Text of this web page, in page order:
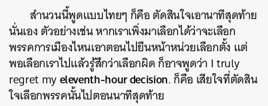
สำนวนนี้พูดแบบไทยๆ ก็คือ ตัดสินใจเอานาทีสุดท้าย
นั่นเอง ตัวอย่างเช่น หากเราเพิ่งมาเลือกได้ว่าจะเลือก
พรรคการเมืองไหนเอาตอนไปยืนหน้าหน่วยเลือกตั้ง แต่
พอเลือกเราไปแล้วรู้สึกว่าเลือกผิด ก็อาจพูดว่า I truly
regret myeleventh-hour decision. ก็คือ เสียใจที่ตัดสิน
ใจเลือกพรรคนั้นไปตอนนาทีสุดท้าย